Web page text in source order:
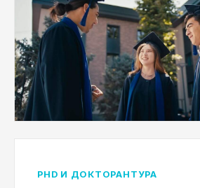
PHD И ДОКТОРАНТУРА